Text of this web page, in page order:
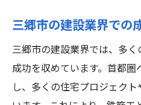
三郷市の建設業界での
三郷市の建設業界では、多
成功を収めています。首都
し、多くの住宅プロジェク